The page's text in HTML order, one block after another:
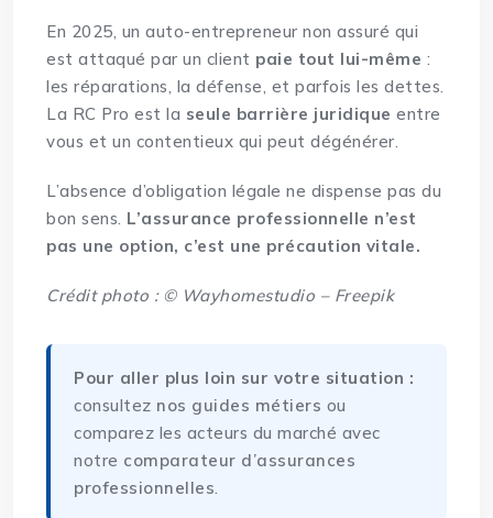
En 2025, un auto-entrepreneur non assuré qui
est attaqué par un client paie tout lui-même :
les réparations, la défense, et parfois les dettes.
La RC Pro est la seule barrière juridique entre
vous et un contentieux qui peut dégénérer.
L’absence d’obligation légale ne dispense pas du
bon sens. L’assurance professionnelle n’est
pas une option, c’est une précaution vitale.
Crédit photo : © Wayhomestudio – Freepik
Pour aller plus loin sur votre situation :
consultez nos guides métiers ou
comparez les acteurs du marché avec
notre comparateur d’assurances
professionnelles.